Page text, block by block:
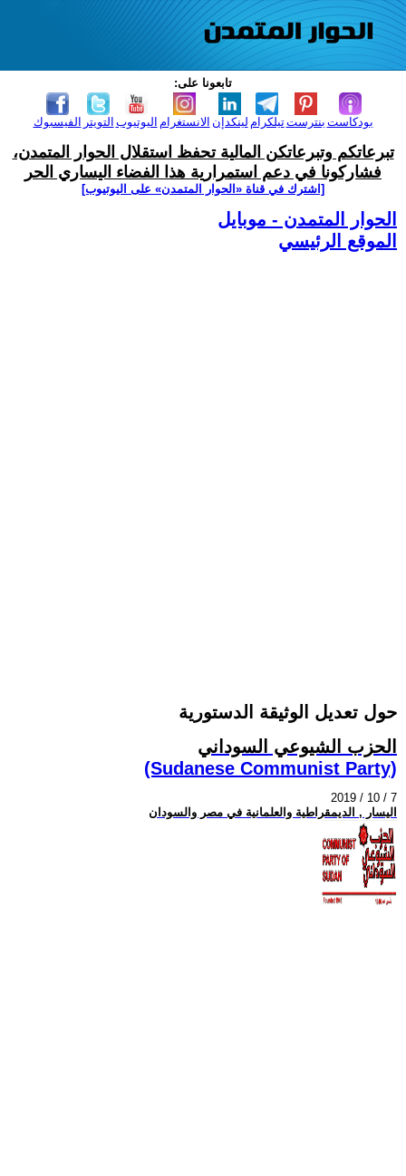
تابعونا على:
الفيسبوك التويتر اليوتيوب الانستغرام لينكدإن تيلكرامبنترست بودكاست
تبرعاتكم وتبرعاتكن المالية تحفظ استقلال الحوار المتمدن،
فشاركونا في دعم استمرارية هذا الفضاء اليساري الحر
[اشترك في قناة ‫«الحوار المتمدن» على اليوتيوب]
الحوار المتمدن - موبايل
الموقع الرئيسي
حول تعديل الوثيقة الدستورية
الحزب الشيوعي السوداني
(Sudanese Communist Party)
2019 / 10 / 7
اليسار , الديمقراطية والعلمانية في مصر والسودان